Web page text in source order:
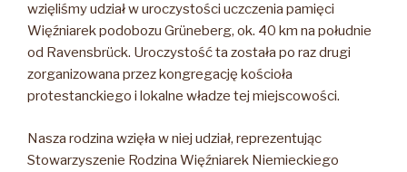
wzięliśmy udział w uroczystości uczczenia pamięci
Więźniarek podobozu Grüneberg, ok. 40 km na południe
od Ravensbrück. Uroczystość ta została po raz drugi
zorganizowana przez kongregację kościoła
protestanckiego i lokalne władze tej miejscowości.
Nasza rodzina wzięła w niej udział, reprezentując
Stowarzyszenie Rodzina Więźniarek Niemieckiego